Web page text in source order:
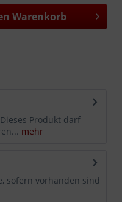
Warenkorb
Produkt darf
mehr
sofern vorhanden sind